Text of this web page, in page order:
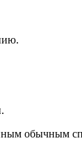
обычным